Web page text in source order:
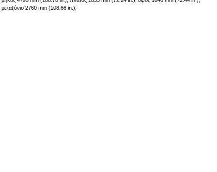
μεταξόνιο 2760 mm (108.66 in.);